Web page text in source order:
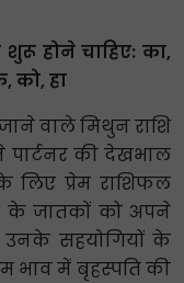
होने चाहिए: का,
को, हा
वाले मिथुन राशि
पार्टनर की देखभाल
लिए प्रेम राशिफल
के जातकों को अपने
उनके सहयोगियों के
भाव में बृहस्पति की